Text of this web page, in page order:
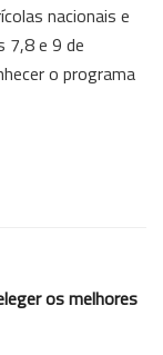
nacionais e
7,8 e 9 de
o programa
os melhores